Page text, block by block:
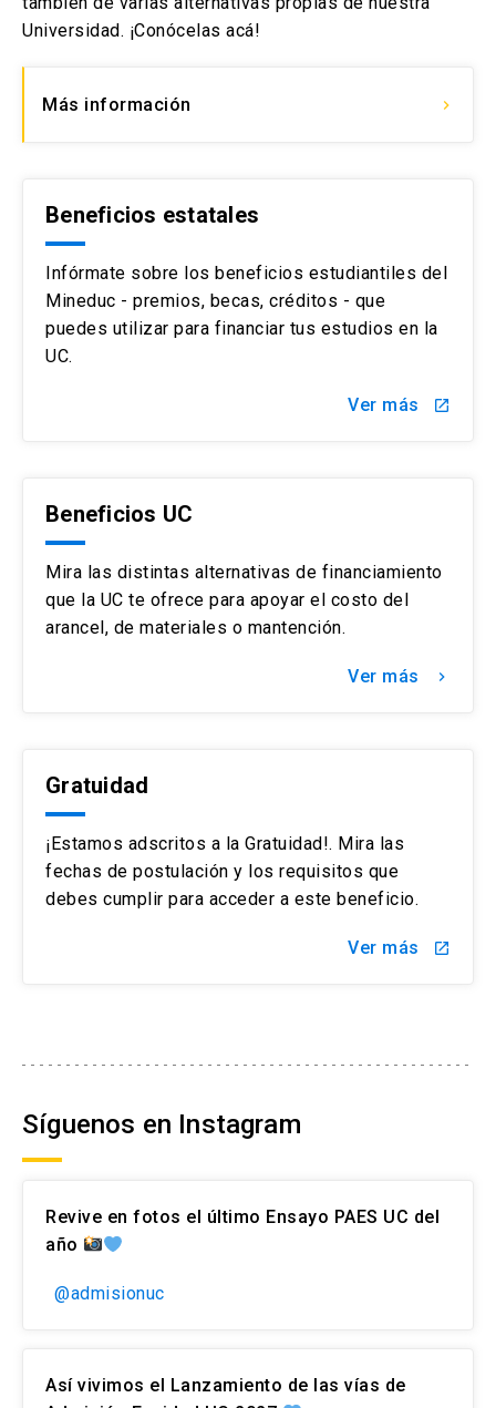
Universidad. ¡Conócelas acá!
Más información keyboard_arrow_right
Beneficios estatales
Infórmate sobre los beneficios estudiantiles del
Mineduc - premios, becas, créditos - que
puedes utilizar para financiar tus estudios en la
UC.
Ver más launch
Beneficios UC
Mira las distintas alternativas de financiamiento
que la UC te ofrece para apoyar el costo del
arancel, de materiales o mantención.
Ver más keyboard_arrow_right
Gratuidad
¡Estamos adscritos a la Gratuidad!. Mira las
fechas de postulación y los requisitos que
debes cumplir para acceder a este beneficio.
Ver más launch
Síguenos en Instagram
Revive en fotos el último Ensayo PAES UC del
año
@admisionuc
Así vivimos el Lanzamiento de las vías de